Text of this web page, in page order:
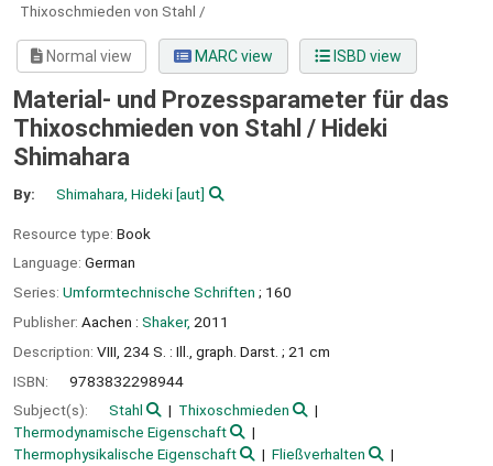
Thixoschmieden von Stahl /
Normal view MARC view ISBD view
Material- und Prozessparameter für das
Thixoschmieden von Stahl / Hideki
Shimahara
By: Shimahara, Hideki[aut]
Resource type: Book
Language: German
Series: Umformtechnische Schriften ; 160
Publisher: Aachen : Shaker, 2011
Description: VIII, 234 S. : Ill., graph. Darst. ; 21 cm
ISBN:
9783832298944
Subject(s):
Stahl
Thixoschmieden
Thermodynamische Eigenschaft
Thermophysikalische Eigenschaft
Fließverhalten